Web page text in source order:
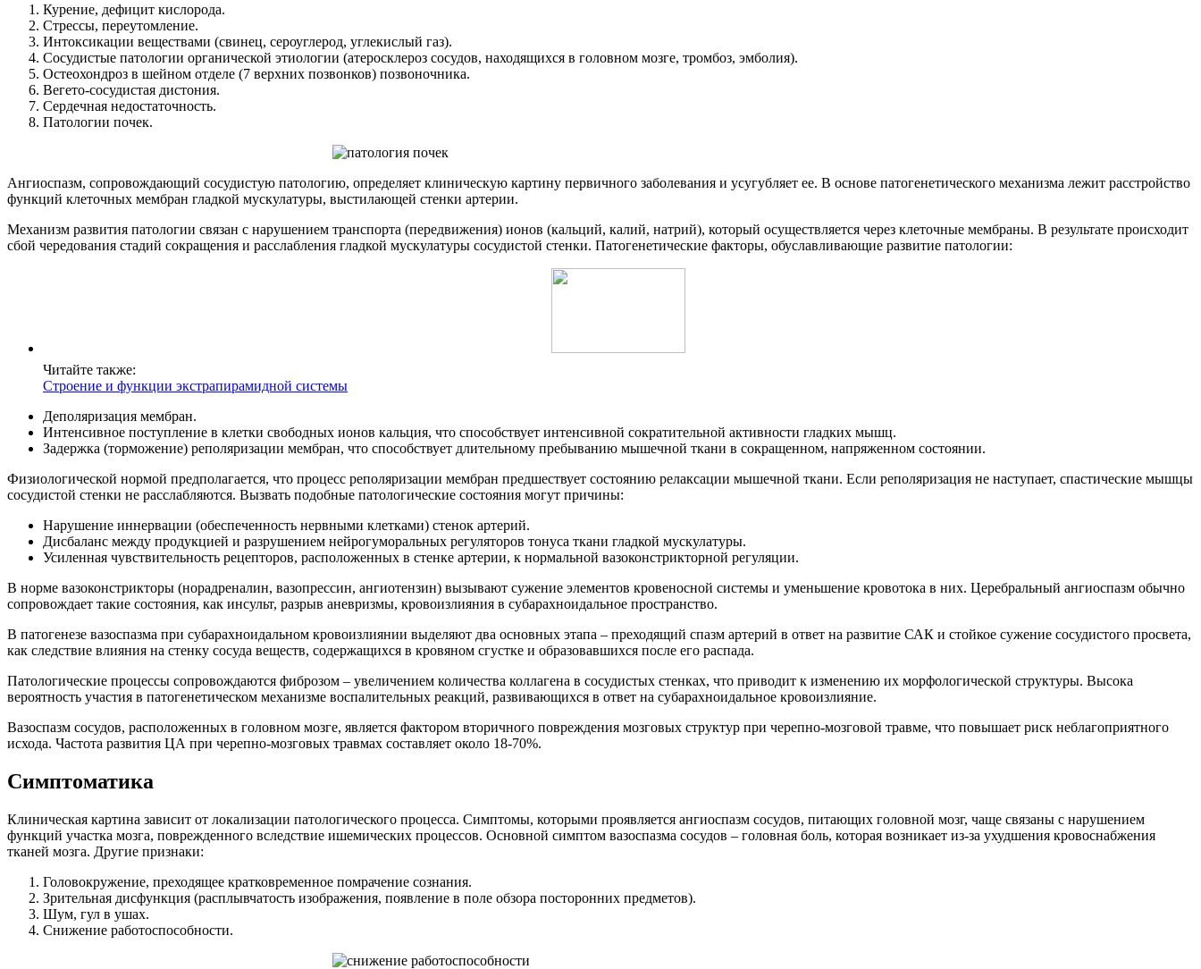
Курение, дефицит кислорода.
Стрессы, переутомление.
Интоксикации веществами (свинец, сероуглерод, углекислый газ).
Сосудистые патологии органической этиологии (атеросклероз сосудов, находящихся в головном мозге, тромбоз, эмболия).
Остеохондроз в шейном отделе (7 верхних позвонков) позвоночника.
Вегето-сосудистая дистония.
Сердечная недостаточность.
Патологии почек.
Ангиоспазм, сопровождающий сосудистую патологию, определяет клиническую картину первичного заболевания и усугубляет ее. В основе патогенетического механизма лежит расстройство
функций клеточных мембран гладкой мускулатуры, выстилающей стенки артерии.
Механизм развития патологии связан с нарушением транспорта (передвижения) ионов (кальций, калий, натрий), который осуществляется через клеточные мембраны. В результате происходит
сбой чередования стадий сокращения и расслабления гладкой мускулатуры сосудистой стенки. Патогенетические факторы, обуславливающие развитие патологии:
Читайте также:
Строение и функции экстрапирамидной системы
Деполяризация мембран.
Интенсивное поступление в клетки свободных ионов кальция, что способствует интенсивной сократительной активности гладких мышц.
Задержка (торможение) реполяризации мембран, что способствует длительному пребыванию мышечной ткани в сокращенном, напряженном состоянии.
Физиологической нормой предполагается, что процесс реполяризации мембран предшествует состоянию релаксации мышечной ткани. Если реполяризация не наступает, спастические мышцы
сосудистой стенки не расслабляются. Вызвать подобные патологические состояния могут причины:
Нарушение иннервации (обеспеченность нервными клетками) стенок артерий.
Дисбаланс между продукцией и разрушением нейрогуморальных регуляторов тонуса ткани гладкой мускулатуры.
Усиленная чувствительность рецепторов, расположенных в стенке артерии, к нормальной вазоконстрикторной регуляции.
В норме вазоконстрикторы (норадреналин, вазопрессин, ангиотензин) вызывают сужение элементов кровеносной системы и уменьшение кровотока в них. Церебральный ангиоспазм обычно
сопровождает такие состояния, как инсульт, разрыв аневризмы, кровоизлияния в субарахноидальное пространство.
В патогенезе вазоспазма при субарахноидальном кровоизлиянии выделяют два основных этапа – преходящий спазм артерий в ответ на развитие САК и стойкое сужение сосудистого просвета,
как следствие влияния на стенку сосуда веществ, содержащихся в кровяном сгустке и образовавшихся после его распада.
Патологические процессы сопровождаются фиброзом – увеличением количества коллагена в сосудистых стенках, что приводит к изменению их морфологической структуры. Высока
вероятность участия в патогенетическом механизме воспалительных реакций, развивающихся в ответ на субарахноидальное кровоизлияние.
Вазоспазм сосудов, расположенных в головном мозге, является фактором вторичного повреждения мозговых структур при черепно-мозговой травме, что повышает риск неблагоприятного
исхода. Частота развития ЦА при черепно-мозговых травмах составляет около 18-70%.
Симптоматика
Клиническая картина зависит от локализации патологического процесса. Симптомы, которыми проявляется ангиоспазм сосудов, питающих головной мозг, чаще связаны с нарушением
функций участка мозга, поврежденного вследствие ишемических процессов. Основной симптом вазоспазма сосудов – головная боль, которая возникает из-за ухудшения кровоснабжения
тканей мозга. Другие признаки:
Головокружение, преходящее кратковременное помрачение сознания.
Зрительная дисфункция (расплывчатость изображения, появление в поле обзора посторонних предметов).
Шум, гул в ушах.
Снижение работоспособности.